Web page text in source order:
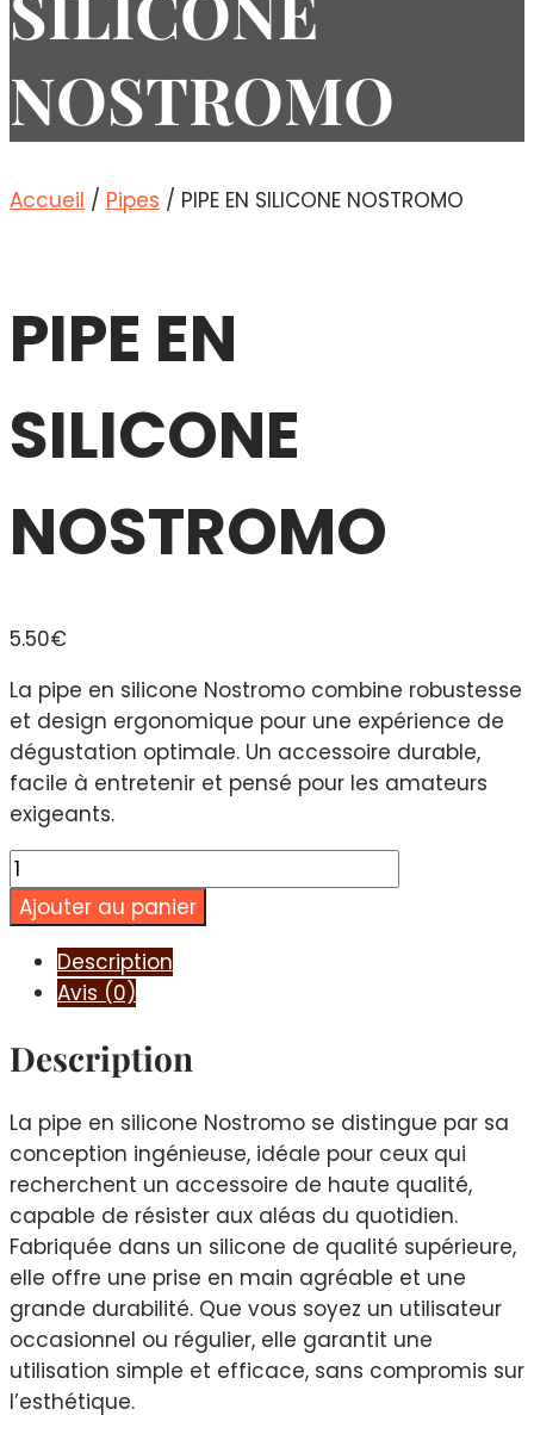
NOSTROMO
Accueil / Pipes / PIPE EN SILICONE NOSTROMO
PIPE EN
SILICONE
NOSTROMO
5.50€
La pipe en silicone Nostromo combine robustesse
et design ergonomique pour une expérience de
dégustation optimale. Un accessoire durable,
facile à entretenir et pensé pour les amateurs
exigeants.
quantité
de
PIPE
SILICONE
Ajouter au panier
Description
Avis (0)
Description
La pipe en silicone Nostromo se distingue par sa
conception ingénieuse, idéale pour ceux qui
recherchent un accessoire de haute qualité,
capable de résister aux aléas du quotidien.
Fabriquée dans un silicone de qualité supérieure,
elle offre une prise en main agréable et une
grande durabilité. Que vous soyez un utilisateur
occasionnel ou régulier, elle garantit une
utilisation simple et efficace, sans compromis sur
l’esthétique.